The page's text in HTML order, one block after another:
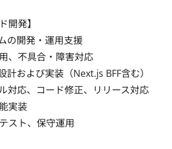
開発】
の開発・運用支援
、不具合・障害対応
計および実装（Next.js BFF含む）
対応、コード修正、リリース対応
実装
スト、保守運用